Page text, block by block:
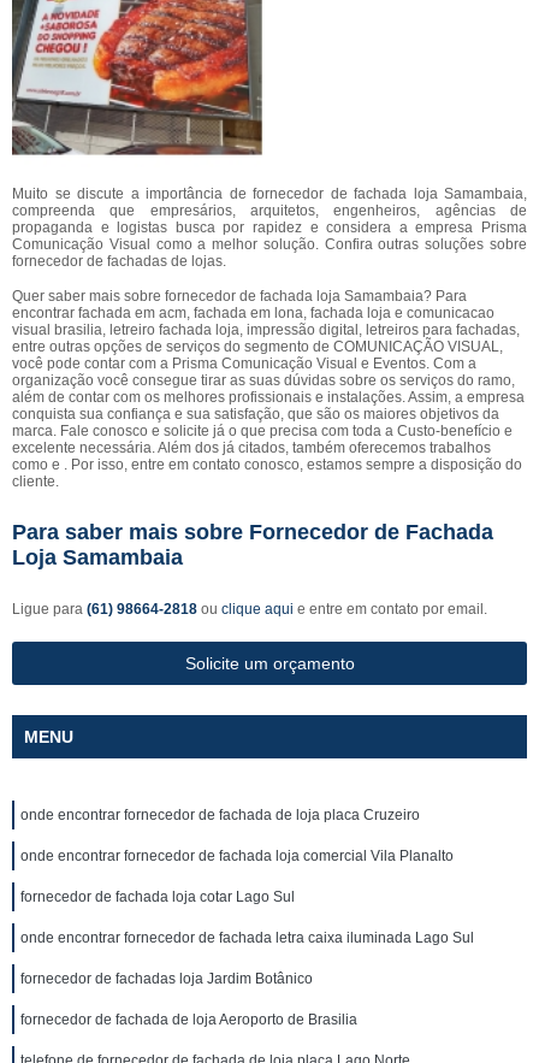
Muito se discute a importância de fornecedor de fachada loja Samambaia,
compreenda que empresários, arquitetos, engenheiros, agências de
propaganda e logistas busca por rapidez e considera a empresa Prisma
Comunicação Visual como a melhor solução. Confira outras soluções sobre
fornecedor de fachadas de lojas.
Quer saber mais sobre fornecedor de fachada loja Samambaia? Para
encontrar fachada em acm, fachada em lona, fachada loja e comunicacao
visual brasilia, letreiro fachada loja, impressão digital, letreiros para fachadas,
entre outras opções de serviços do segmento de COMUNICAÇÃO VISUAL,
você pode contar com a Prisma Comunicação Visual e Eventos. Com a
organização você consegue tirar as suas dúvidas sobre os serviços do ramo,
além de contar com os melhores profissionais e instalações. Assim, a empresa
conquista sua confiança e sua satisfação, que são os maiores objetivos da
marca. Fale conosco e solicite já o que precisa com toda a Custo-benefício e
excelente necessária. Além dos já citados, também oferecemos trabalhos
como e . Por isso, entre em contato conosco, estamos sempre a disposição do
cliente.
Para saber mais sobre Fornecedor de Fachada
Loja Samambaia
Ligue para (61) 98664-2818 ou clique aqui e entre em contato por email.
Solicite um orçamento
MENU
onde encontrar fornecedor de fachada de loja placa Cruzeiro
onde encontrar fornecedor de fachada loja comercial Vila Planalto
fornecedor de fachada loja cotar Lago Sul
onde encontrar fornecedor de fachada letra caixa iluminada Lago Sul
fornecedor de fachadas loja Jardim Botânico
fornecedor de fachada de loja Aeroporto de Brasilia